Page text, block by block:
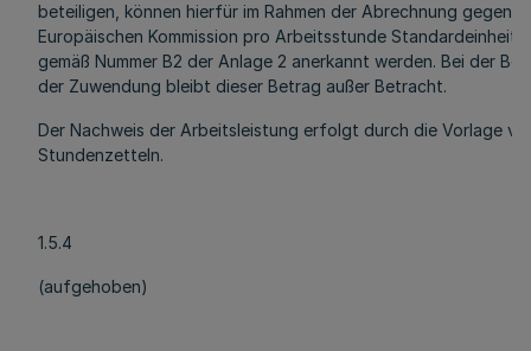
beteiligen, können hierfür im Rahmen der Abrechnung
Europäischen Kommission pro Arbeitsstunde
gemäß Nummer B2 der Anlage 2 anerkannt werden. Bei der
der Zuwendung bleibt dieser Betrag außer Betracht.
Der Nachweis der Arbeitsleistung erfolgt durch die Vorlage
Stundenzetteln.
1.5.4
(aufgehoben)